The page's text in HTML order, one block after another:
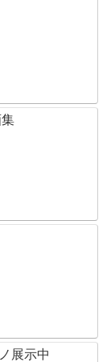
展示中